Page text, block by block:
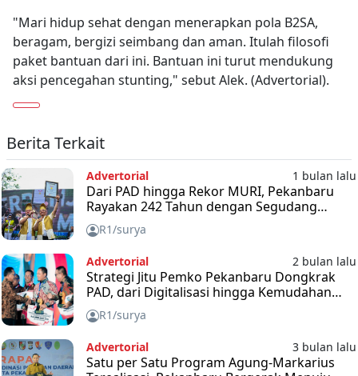
"Mari hidup sehat dengan menerapkan pola B2SA,
beragam, bergizi seimbang dan aman. Itulah filosofi
paket bantuan dari ini. Bantuan ini turut mendukung
aksi pencegahan stunting," sebut Alek. (Advertorial).
Berita Terkait
Advertorial 1 bulan lalu
Dari PAD hingga Rekor MURI, Pekanbaru
Rayakan 242 Tahun dengan Segudang
Capaian
R1/surya
Advertorial 2 bulan lalu
Strategi Jitu Pemko Pekanbaru Dongkrak
PAD, dari Digitalisasi hingga Kemudahan
Pajak
R1/surya
Advertorial 3 bulan lalu
Satu per Satu Program Agung-Markarius